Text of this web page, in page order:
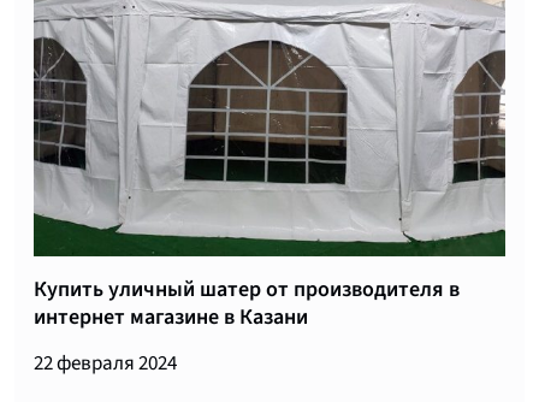
Купить уличный шатер от производителя в
интернет магазине в Казани
22 февраля 2024